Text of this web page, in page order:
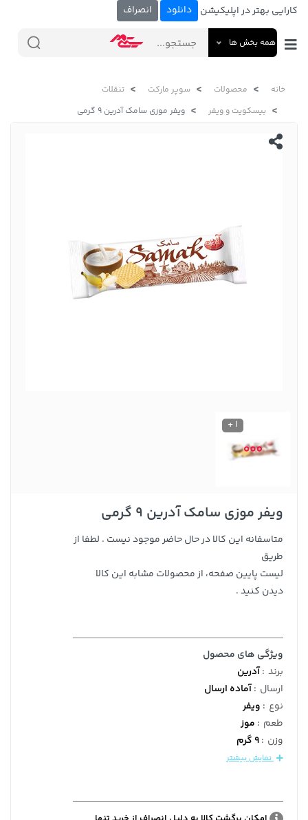
کارایی بهتر در اپلیکیشن دانلود انصراف
همه بخش ها
خانه محصولات سوپر مارکت
تنقلات
بیسکویت و ویفر
ویفر موزی سامک آدرین 9 گرمی
1 +
ویفر موزی سامک آدرین 9 گرمی
متاسفانه این کالا در حال حاضر موجود نیست . لطفا از
طریق
لیست پایین صفحه، از محصولات مشابه این کالا
دیدن کنید .
ویژگی های محصول
برند :آدرین
ارسال :آماده ارسال
نوع : ویفر
طعم : موز
وزن :9 گرم
نمایش بیشتر